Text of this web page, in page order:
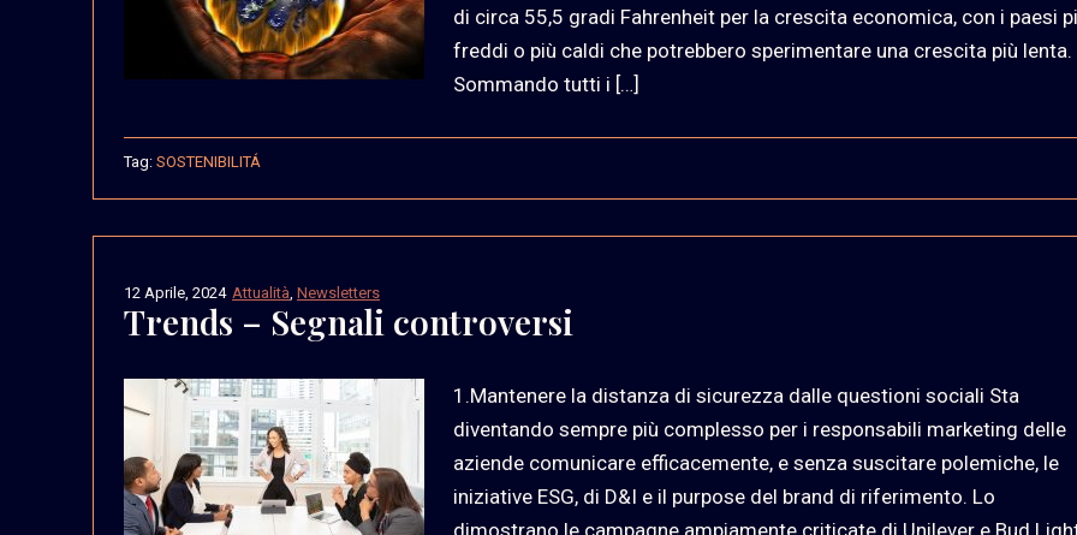
di circa 55,5 gradi Fahrenheit per la crescita economica, con i paesi
freddi o più caldi che potrebbero sperimentare una crescita più lenta.
Sommando tutti i […]
Tag: SOSTENIBILITÁ
Attualità Newsletters
12 Aprile, 2024
Trends – Segnali controversi
1.Mantenere la distanza di sicurezza dalle questioni sociali Sta
diventando sempre più complesso per i responsabili marketing delle
aziende comunicare efficacemente, e senza suscitare polemiche, le
iniziative ESG, di D&I e il purpose del brand di riferimento. Lo
dimostrano le campagne ampiamente criticate di Unilever e Bud